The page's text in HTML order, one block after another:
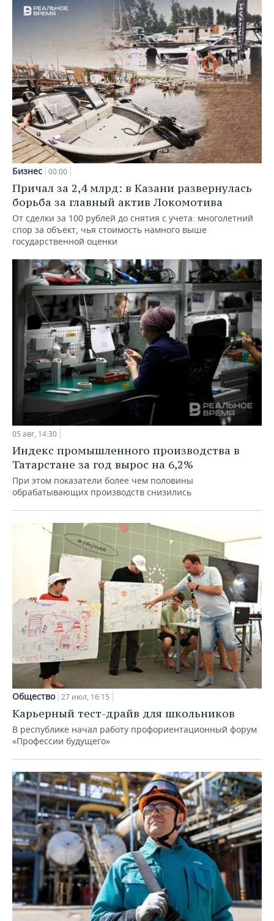
Бизнес 00:00
Причал за 2,4 млрд: в Казани развернулась
борьба за главный актив Локомотива
От сделки за 100 рублей до снятия с учета: многолетний
спор за объект, чья стоимость намного выше
государственной оценки
05 авг, 14:30
Индекс промышленного производства в
Татарстане за год вырос на 6,2%
При этом показатели более чем половины
обрабатывающих производств снизились
Общество 27 июл, 16:15
Карьерный тест-драйв для школьников
В республике начал работу профориентационный форум
«Профессии будущего»